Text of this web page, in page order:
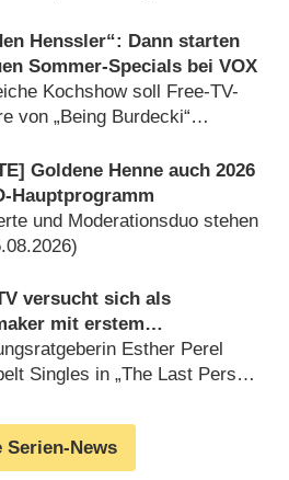
Henssler“: Dann starten
Sommer-Specials bei VOX
Kochshow soll Free-TV-
von „Being Burdecki“
Goldene Henne auch 2026
Hauptprogramm
und Moderationsduo stehen
versucht sich als
mit erstem
Esther Perel
Singles in „The Last Person
Serien-News